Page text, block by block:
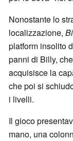
Nonostante lo
localizzazione,
platform insolito
panni di Billy,
acquisisce la
che poi si
i livelli.
Il gioco
mano, una